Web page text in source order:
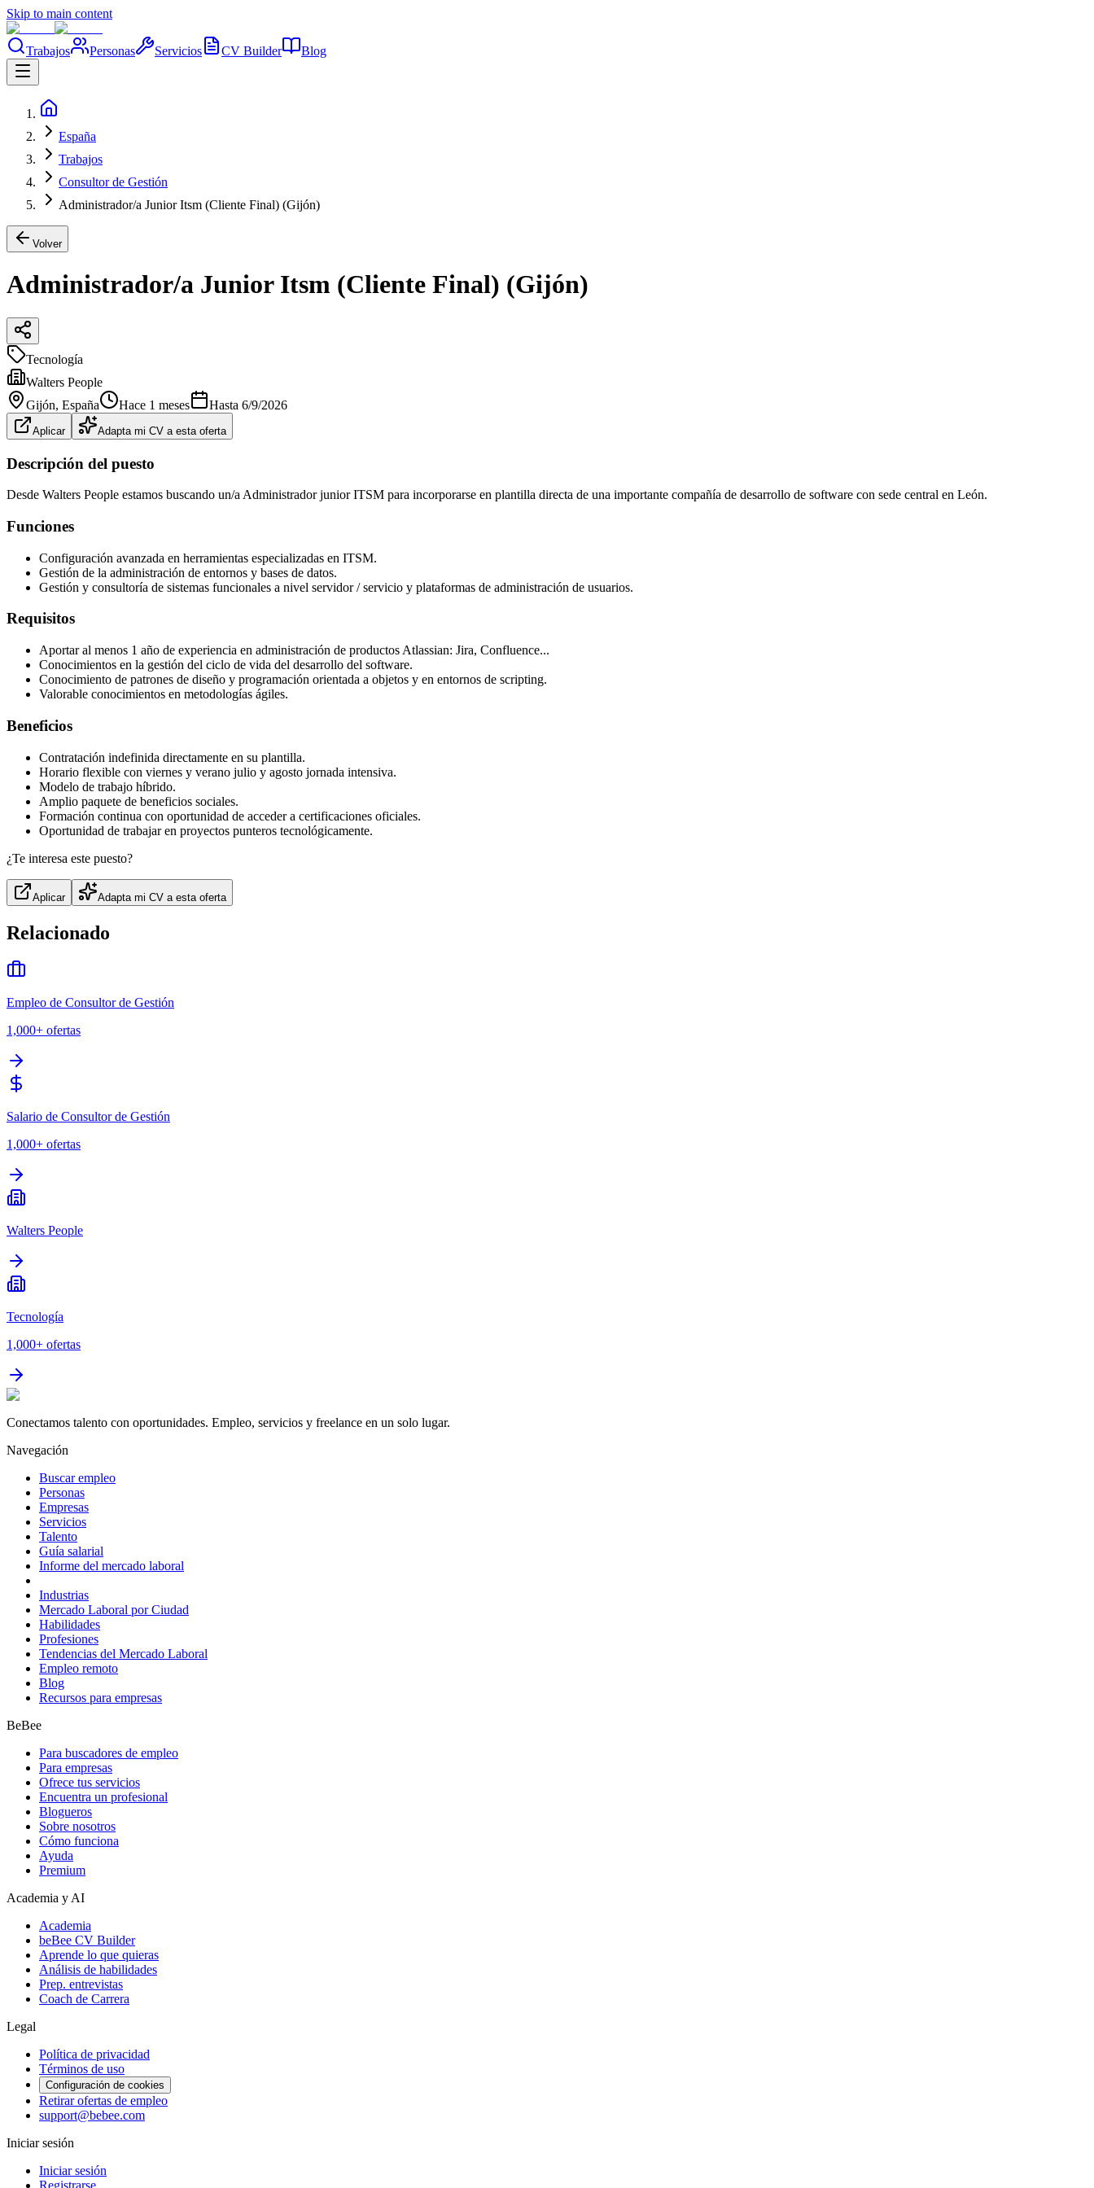
Skip to main content
Trabajos Personas Servicios CV Builder Blog
España
Trabajos
Consultor de Gestión
Administrador/a Junior Itsm (Cliente Final) (Gijón)
Volver
Administrador/a Junior Itsm (Cliente Final) (Gijón)
Tecnología
Walters People
Gijón, España Hace 1 meses Hasta 6/9/2026
Aplicar Adapta mi CV a esta oferta
Descripción del puesto
Desde Walters People estamos buscando un/a Administrador junior ITSM para incorporarse en plantilla directa de una importante compañía de desarrollo de software con sede central en León.
Funciones
Configuración avanzada en herramientas especializadas en ITSM.
Gestión de la administración de entornos y bases de datos.
Gestión y consultoría de sistemas funcionales a nivel servidor / servicio y plataformas de administración de usuarios.
Requisitos
Aportar al menos 1 año de experiencia en administración de productos Atlassian: Jira, Confluence...
Conocimientos en la gestión del ciclo de vida del desarrollo del software.
Conocimiento de patrones de diseño y programación orientada a objetos y en entornos de scripting.
Valorable conocimientos en metodologías ágiles.
Beneficios
Contratación indefinida directamente en su plantilla.
Horario flexible con viernes y verano julio y agosto jornada intensiva.
Modelo de trabajo híbrido.
Amplio paquete de beneficios sociales.
Formación continua con oportunidad de acceder a certificaciones oficiales.
Oportunidad de trabajar en proyectos punteros tecnológicamente.
¿Te interesa este puesto?
Aplicar Adapta mi CV a esta oferta
Relacionado
Empleo de Consultor de Gestión
1,000+ ofertas
Salario de Consultor de Gestión
1,000+ ofertas
Walters People
Tecnología
1,000+ ofertas
Conectamos talento con oportunidades. Empleo, servicios y freelance en un solo lugar.
Navegación
Buscar empleo
Personas
Empresas
Servicios
Talento
Guía salarial
Informe del mercado laboral
Industrias
Mercado Laboral por Ciudad
Habilidades
Profesiones
Tendencias del Mercado Laboral
Empleo remoto
Blog
Recursos para empresas
BeBee
Para buscadores de empleo
Para empresas
Ofrece tus servicios
Encuentra un profesional
Blogueros
Sobre nosotros
Cómo funciona
Ayuda
Premium
Academia y AI
Academia
beBee CV Builder
Aprende lo que quieras
Análisis de habilidades
Prep. entrevistas
Coach de Carrera
Legal
Política de privacidad
Términos de uso
Configuración de cookies
Retirar ofertas de empleo
support@bebee.com
Iniciar sesión
Iniciar sesión